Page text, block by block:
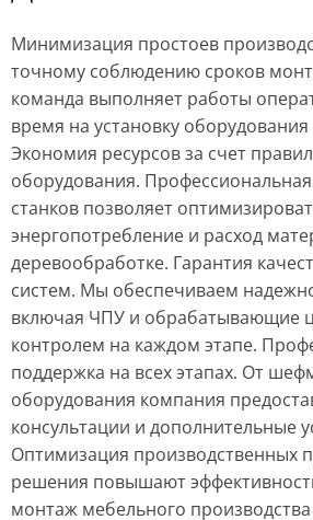
Минимизация простоев
точному соблюдению сроков
команда выполняет работы
время на установку оборудования
Экономия ресурсов за счет
оборудования. Профессиональная
станков позволяет
энергопотребление и расход
деревообработке. Гарантия
систем. Мы обеспечиваем
включая ЧПУ и обрабатывающие
контролем на каждом этапе.
поддержка на всех этапах. От
оборудования компания
консультации и дополнительные
Оптимизация производственных
решения повышают
монтаж мебельного